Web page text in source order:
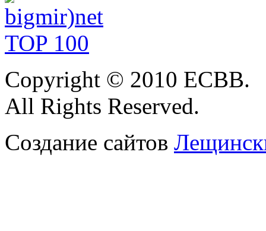
Copyright © 2010 ЕСВВ.
All Rights Reserved.
Создание сайтов